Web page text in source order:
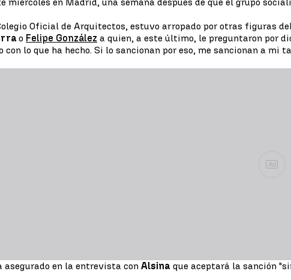
Oficial de Arquitectos, estuvo arropado por otras figuras
o Felipe González a quien, a este último, le preguntaron por
con lo que ha hecho. Si lo sancionan por eso, me sancionan a mi
Ad
asegurado en la entrevista con Alsina que aceptará la sanción